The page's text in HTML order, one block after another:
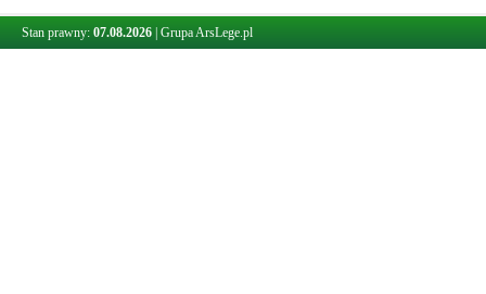
Stan prawny: 07.08.2026 Grupa ArsLege.pl